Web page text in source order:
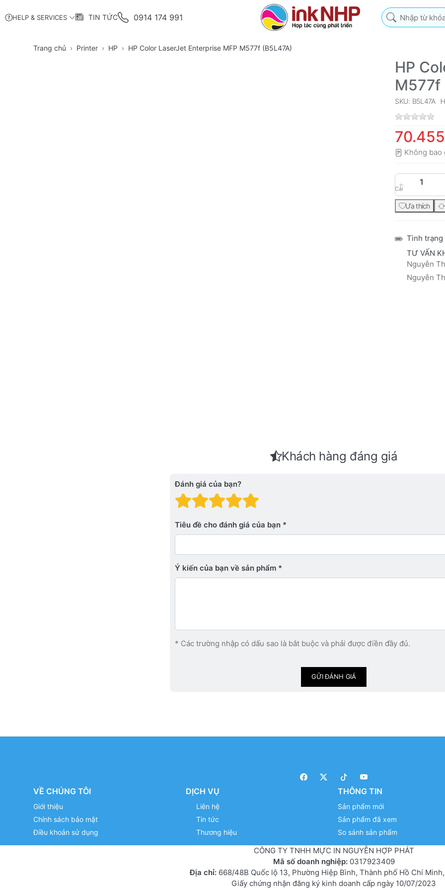
HELP & SERVICES TIN TỨC 0914 174 991
Nhập từ khóa tìm
Trang chủ Printer HP HP Color LaserJet Enterprise MFP M577f (B5L47A)
HP
M577f
SKU: B5L47A
Không bao
Cái
Ưa thích
Tình trạng
TƯ VẤN
Nguyễn
Nguyễn
Khách hàng đáng giá
Đánh giá của bạn?
Đánh giá: 4 trên 5 sao.
Đánh giá: 3 trên 5 sao.
Đánh giá: 2 trên 5 sao.
Đánh giá: 1 trên 5 sao. Xấu
Tiêu đề cho đánh giá của bạn
Ý kiến ​​của bạn về sản phẩm
* Các trường nhập có dấu sao là bắt buộc và phải được điền đầy đủ.
GỬI ĐÁNH GIÁ
VỀ CHÚNG TÔI
Giới thiệu
Chính sách bảo mật
Điều khoản sử dụng
DỊCH VỤ
Liên hệ
Tin tức
Thương hiệu
THÔNG TIN
Sản phẩm mới
Sản phẩm đã xem
So sánh sản phẩm
CÔNG TY TNHH MỰC IN NGUYỄN HỢP PHÁT
Mã số doanh nghiệp: 0317923409
Địa chỉ:668/48B Quốc lộ 13, Phường Hiệp Bình, Thành phố Hồ Chí
Giấy chứng nhận đăng ký kinh doanh cấp ngày 10/07/2023